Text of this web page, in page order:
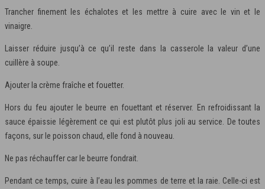
Trancher finement les échalotes et les mettre à cuire avec le vin et le
vinaigre.
Laisser réduire jusqu’à ce qu’il reste dans la casserole la valeur d’une
cuillère à soupe.
Ajouter la crème fraîche et fouetter.
Hors du feu ajouter le beurre en fouettant et réserver. En refroidissant la
sauce épaissie légèrement ce qui est plutôt plus joli au service. De toutes
façons, sur le poisson chaud, elle fond à nouveau.
Ne pas réchauffer car le beurre fondrait.
Pendant ce temps, cuire à l’eau les pommes de terre et la raie. Celle-ci est